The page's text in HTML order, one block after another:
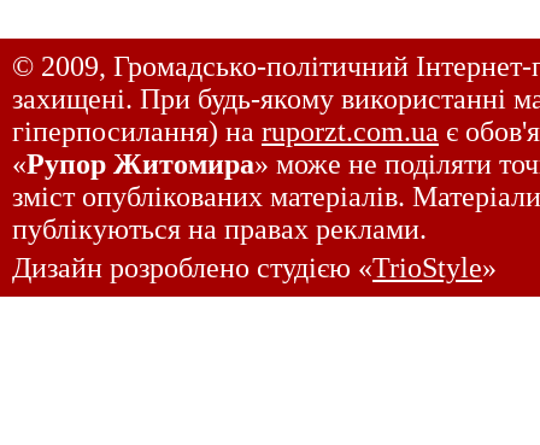
© 2009, Громадсько-політичний Інтернет-
захищені. При будь-якому використанні
гіперпосилання) на ruporzt.com.ua є
«Рупор Житомира» може не поділяти
зміст опублікованих матеріалів.
публікуються на правах реклами.
Дизайн розроблено студією «TrioStyle»